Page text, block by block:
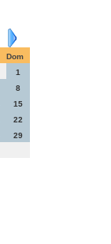
Dom
1
8
15
22
29